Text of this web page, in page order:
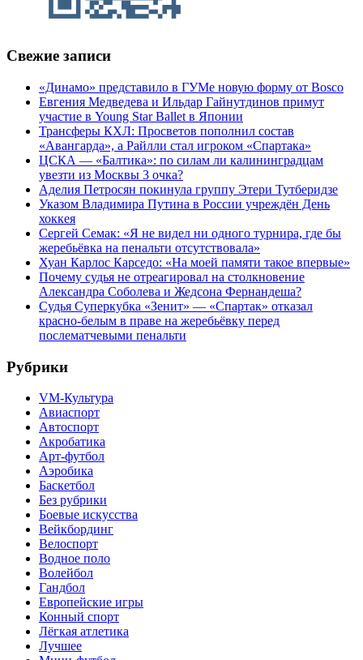
Свежие записи
«Динамо» представило в ГУМе новую форму от Bosco
Евгения Медведева и Ильдар Гайнутдинов примут
участие в Young Star Ballet в Японии
Трансферы КХЛ: Просветов пополнил состав
«Авангарда», а Райлли стал игроком «Спартака»
ЦСКА — «Балтика»: по силам ли калининградцам
увезти из Москвы 3 очка?
Аделия Петросян покинула группу Этери Тутберидзе
Указом Владимира Путина в России учреждён День
хоккея
Сергей Семак: «Я не видел ни одного турнира, где бы
жеребьёвка на пенальти отсутствовала»
Хуан Карлос Карседо: «На моей памяти такое впервые»
Почему судья не отреагировал на столкновение
Александра Соболева и Жедсона Фернандеша?
Судья Суперкубка «Зенит» — «Спартак» отказал
красно-белым в праве на жеребьёвку перед
послематчевыми пенальти
Рубрики
VM-Культура
Авиаспорт
Автоспорт
Акробатика
Арт-футбол
Аэробика
Баскетбол
Без рубрики
Боевые искусства
Вейкбординг
Велоспорт
Водное поло
Волейбол
Гандбол
Европейские игры
Конный спорт
Лёгкая атлетика
Лучшее